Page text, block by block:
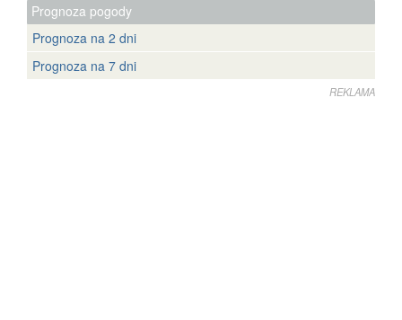
Prognoza pogody
Prognoza na 2 dni
Prognoza na 7 dni
REKLAMA